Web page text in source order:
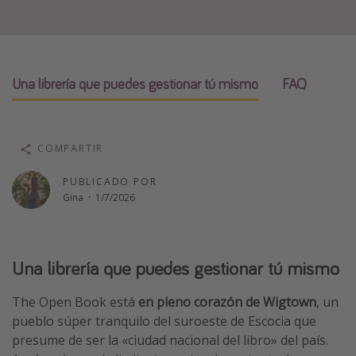
Trabajar en el extranjero
Cruceros por el Mediterráneo
Hoteles más hot de España
Viaja con musicales
El Rey León el musical
Harry Potter en Londres y otros destinos
Eventos deportivos
Una librería que puedes gestionar tú mismo FAQ
PUBLICADO POR
Gina · 1/7/2026
COMPARTIR
Una librería que puedes gestionar tú mismo
The Open Book está en pleno corazón de Wigtown, un
pueblo súper tranquilo del suroeste de Escocia que
presume de ser la «ciudad nacional del libro» del país.